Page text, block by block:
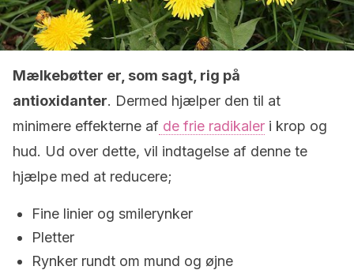
Mælkebøtter er, som sagt, rig på
antioxidanter. Dermed hjælper den til at
minimere effekterne af de frie radikaler i krop og
hud. Ud over dette, vil indtagelse af denne te
hjælpe med at reducere;
Fine linier og smilerynker
Pletter
Rynker rundt om mund og øjne